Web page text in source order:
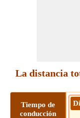
La distancia
Tiempo de
conducción